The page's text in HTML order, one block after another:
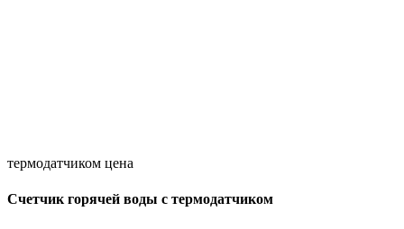
термодатчиком цена
Счетчик горячей воды с термодатчиком